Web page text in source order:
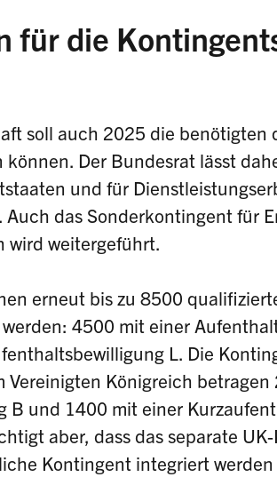
für die
soll auch 2025 die benötigten
Der Bundesrat lässt
und für
Auch das Sonderkontingent für
wird weitergeführt.
erneut bis zu 8500
4500 mit einer
L. Die
Vereinigten Königreich
B und 1400 mit einer
aber, dass das separate
Kontingent integriert werden